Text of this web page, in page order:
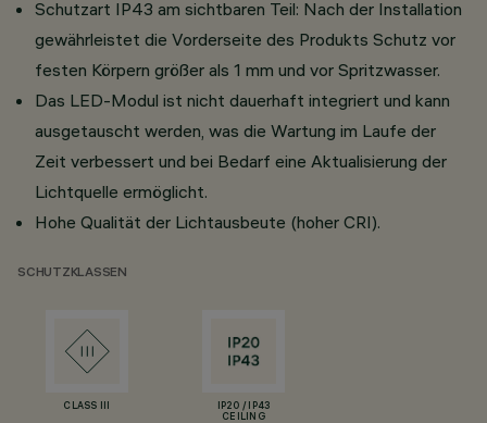
Schutzart IP43 am sichtbaren Teil: Nach der Installation
gewährleistet die Vorderseite des Produkts Schutz vor
festen Körpern größer als 1 mm und vor Spritzwasser.
Das LED-Modul ist nicht dauerhaft integriert und kann
ausgetauscht werden, was die Wartung im Laufe der
Zeit verbessert und bei Bedarf eine Aktualisierung der
Lichtquelle ermöglicht.
Hohe Qualität der Lichtausbeute (hoher CRI).
SCHUTZKLASSEN
CLASS III
IP20 / IP43
CEILING